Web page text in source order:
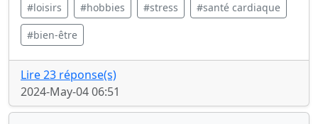
#loisirs #hobbies #stress #santé cardiaque
#bien-être
Lire 23 réponse(s)
2024-May-04 06:51